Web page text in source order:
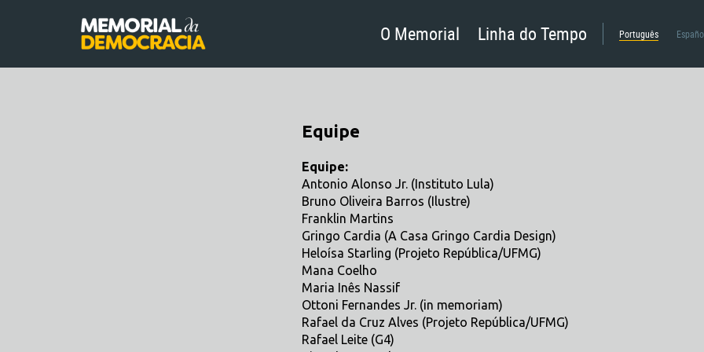
O Memorial Linha do Tempo Português
Equipe
Equipe:
Antonio Alonso Jr. (Instituto Lula)
Bruno Oliveira Barros (Ilustre)
Franklin Martins
Gringo Cardia (A Casa Gringo Cardia Design)
Heloísa Starling (Projeto República/UFMG)
Mana Coelho
Maria Inês Nassif
Ottoni Fernandes Jr. (in memoriam)
Rafael da Cruz Alves (Projeto República/UFMG)
Rafael Leite (G4)